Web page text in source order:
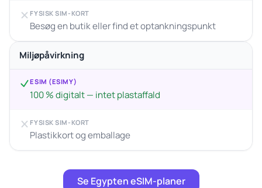
FYSISK SIM-KORT
Besøg en butik eller find et optankningspunkt
Miljøpåvirkning
ESIM (ESIMY)
100 % digitalt — intet plastaffald
FYSISK SIM-KORT
Plastikkort og emballage
Se Egypten eSIM-planer